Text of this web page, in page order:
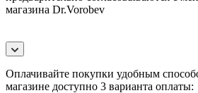
магазина Dr.Vorobev
Оплачивайте покупки удобным
магазине доступно 3 варианта оплаты: